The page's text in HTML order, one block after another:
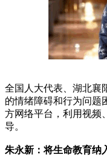
全国人大代表、湖北襄
的情绪障碍和行为问题
方网络平台，利用视频
导。
朱永新：将生命教育纳